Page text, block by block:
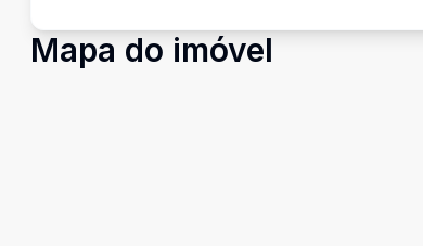
Mapa do imóvel